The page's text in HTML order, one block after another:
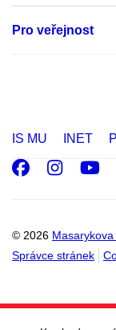
Pro veřejnost
IS MU INET
© 2026
Správce stránek